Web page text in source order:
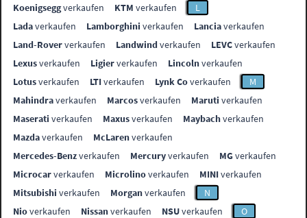
Koenigseggverkaufen KTM verkaufen
L
Ladaverkaufen Lamborghini verkaufen Lanciaverkaufen
Land-Roververkaufen Landwindverkaufen LEVCverkaufen
Lexusverkaufen Ligierverkaufen Lincolnverkaufen
Lotusverkaufen LTIverkaufen Lynk Coverkaufen
M
Mahindraverkaufen Marcosverkaufen Maruti verkaufen
Maserati verkaufen Maxusverkaufen Maybachverkaufen
Mazdaverkaufen McLarenverkaufen
Mercedes-Benzverkaufen Mercuryverkaufen MGverkaufen
Microcarverkaufen Microlinoverkaufen MINIverkaufen
Mitsubishi verkaufen Morganverkaufen
N
Nioverkaufen Nissanverkaufen NSUverkaufen
O